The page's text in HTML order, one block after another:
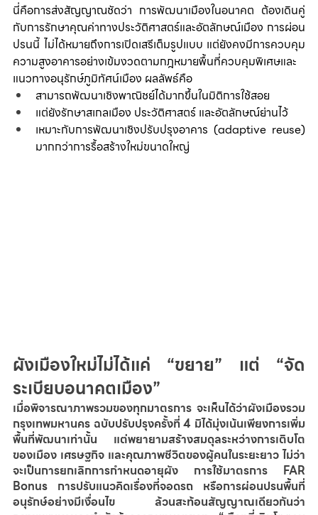
นี่คือการส่งสัญญาณชัดว่า การพัฒนาเมืองในอนาคต ต้องเดินคู่
กับการรักษาคุณค่าทางประวัติศาสตร์และอัตลักษณ์เมือง การผ่อน
ปรนนี้ ไม่ได้หมายถึงการเปิดเสรีเต็มรูปแบบ แต่ยังคงมีการควบคุม
ความสูงอาคารอย่างเข้มงวดตามกฎหมายพื้นที่ควบคุมพิเศษและ
แนวทางอนุรักษ์ภูมิทัศน์เมือง ผลลัพธ์คือ
สามารถพัฒนาเชิงพาณิชย์ได้มากขึ้นในมิติการใช้สอย
แต่ยังรักษาสเกลเมือง ประวัติศาสตร์ และอัตลักษณ์ย่านไว้
เหมาะกับการพัฒนาเชิงปรับปรุงอาคาร (adaptive reuse)
มากกว่าการรื้อสร้างใหม่ขนาดใหญ่
ผังเมืองใหม่ไม่ได้แค่ “ขยาย” แต่ “จัด
ระเบียบอนาคตเมือง”
เมื่อพิจารณาภาพรวมของทุกมาตรการ จะเห็นได้ว่าผังเมืองรวม
กรุงเทพมหานคร ฉบับปรับปรุงครั้งที่ 4 มิได้มุ่งเน้นเพียงการเพิ่ม
พื้นที่พัฒนาเท่านั้น แต่พยายามสร้างสมดุลระหว่างการเติบโต
ของเมือง เศรษฐกิจ และคุณภาพชีวิตของผู้คนในระยะยาว ไม่ว่า
จะเป็นการยกเลิกการกำหนดอายุผัง การใช้มาตรการ FAR
Bonus การปรับแนวคิดเรื่องที่จอดรถ หรือการผ่อนปรนพื้นที่
อนุรักษ์อย่างมีเงื่อนไข ล้วนสะท้อนสัญญาณเดียวกันว่า